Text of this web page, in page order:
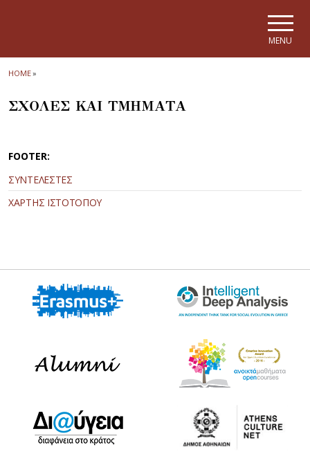
MENU
HOME»
ΣΧΟΛΕΣ ΚΑΙ ΤΜΗΜΑΤΑ
FOOTER:
ΣΥΝΤΕΛΕΣΤΕΣ
ΧΑΡΤΗΣ ΙΣΤΟΤΟΠΟΥ